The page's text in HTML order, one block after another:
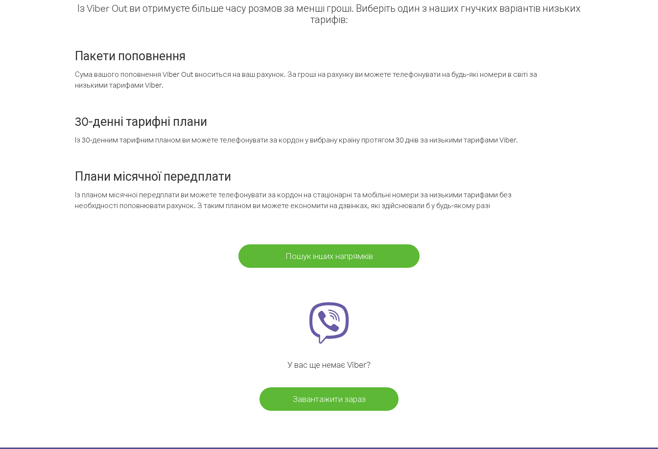
Із Viber Out ви отримуєте більше часу розмов за менші гроші. Виберіть один з наших гнучких варіантів низьких
тарифів:
Пакети поповнення
Сума вашого поповнення Viber Out вноситься на ваш рахунок. За гроші на рахунку ви можете телефонувати на будь-які номери в світі за
низькими тарифами Viber.
30-денні тарифні плани
Із 30-денним тарифним планом ви можете телефонувати за кордон у вибрану країну протягом 30 днів за низькими тарифами Viber.
Плани місячної передплати
Із планом місячної передплати ви можете телефонувати за кордон на стаціонарні та мобільні номери за низькими тарифами без
необхідності поповнювати рахунок. З таким планом ви можете економити на дзвінках, які здійснювали б у будь-якому разі
Пошук інших напрямків
У вас ще немає Viber?
Завантажити зараз